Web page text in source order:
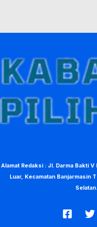
Alamat Redaksi : Jl. Darma Bakti
Luar, Kecamatan Banjarmasin